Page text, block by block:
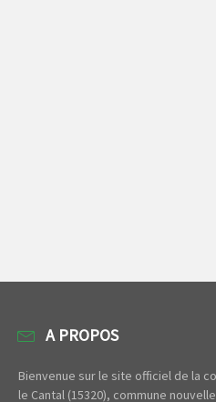
A PROPOS
Bienvenue sur le site officiel de la
le Cantal (15320), commune